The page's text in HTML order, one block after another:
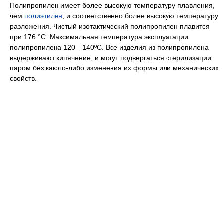
Полипропилен имеет более высокую температуру плавления,
чем полиэтилен, и соответственно более высокую температуру
разложения. Чистый изотактический полипропилен плавится
при 176 °C. Максимальная температура эксплуатации
полипропилена 120—140ºС. Все изделия из полипропилена
выдерживают кипячение, и могут подвергаться стерилизации
паром без какого-либо изменения их формы или механических
свойств.